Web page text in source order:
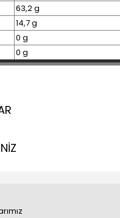
63,2 g
14,7 g
0 g
0 g